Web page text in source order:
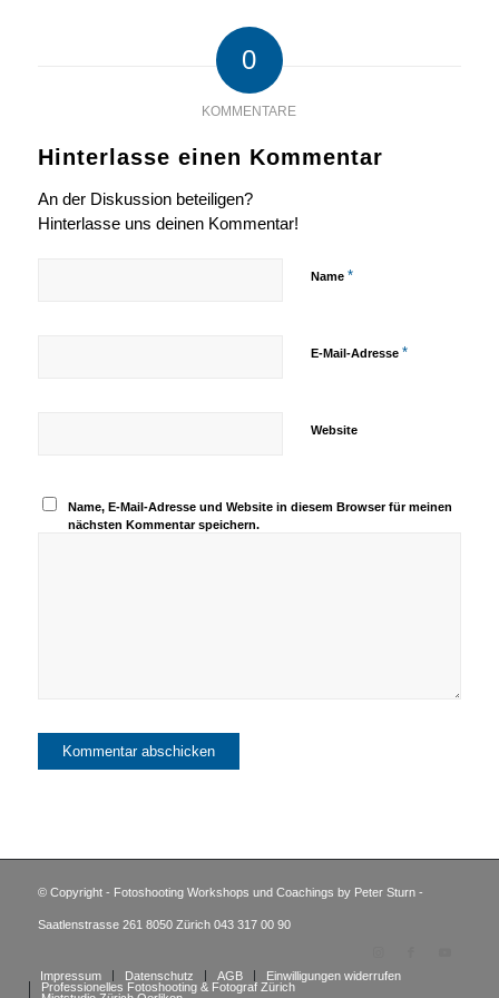
0
KOMMENTARE
Hinterlasse einen Kommentar
An der Diskussion beteiligen?
Hinterlasse uns deinen Kommentar!
Name *
E-Mail-Adresse *
Website
Name, E-Mail-Adresse und Website in diesem Browser für meinen
nächsten Kommentar speichern.
© Copyright - Fotoshooting Workshops und Coachings by Peter Sturn -
Saatlenstrasse 261 8050 Zürich 043 317 00 90
Impressum Datenschutz AGB
Einwilligungen widerrufen
Professionelles Fotoshooting & Fotograf Zürich